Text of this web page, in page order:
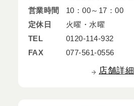
営業時間
10：00～17：00
定休日
火曜・水曜
TEL
0120-114-932
FAX
077-561-0556
店舗詳細